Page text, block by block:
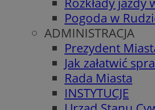
Pogoda w
ADMINISTRACJA
Prezydent
Jak załatwić
Rada Miasta
INSTYTUCJE